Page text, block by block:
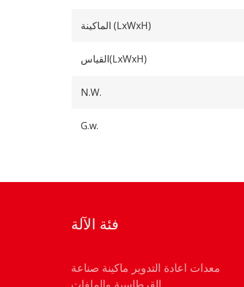
الماكينة (LxWxH)
القياس(LxWxH)
N.W.
G.w.
فئة الآلة
معدات اعادة التدوير ماكينة صناعة